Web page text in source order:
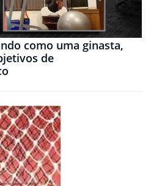
como uma ginasta,
de